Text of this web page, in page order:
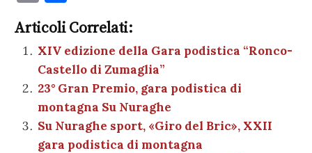
c
e
b
o
o
k
te
r
es
t A
p
g
er
a
m
dI et
m
ai
l
n
di
vi
di
Articoli Correlati:
XIV edizione della Gara podistica “Ronco-
Castello di Zumaglia”
23° Gran Premio, gara podistica di
montagna Su Nuraghe
Su Nuraghe sport, «Giro del Bric», XXII
gara podistica di montagna